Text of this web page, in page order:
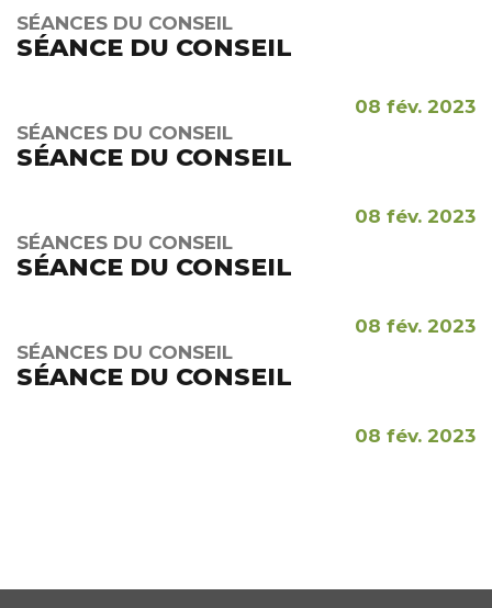
SÉANCES DU CONSEIL
SÉANCE DU CONSEIL
08 fév. 2023
SÉANCES DU CONSEIL
SÉANCE DU CONSEIL
08 fév. 2023
SÉANCES DU CONSEIL
SÉANCE DU CONSEIL
08 fév. 2023
SÉANCES DU CONSEIL
SÉANCE DU CONSEIL
08 fév. 2023